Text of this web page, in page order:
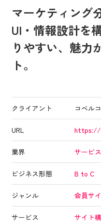
マーケティング
UI・情報設計を
りやすい、魅力
ト。
クライアント コベル
URL https://
業界 サービ
ビジネス形態 B to C
ジャンル 会員サ
サービス サイト